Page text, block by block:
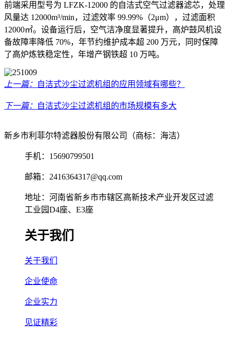
前端采用型号为 LFZK-12000 的自洁式空气过滤器滤芯，处理
风量达 12000m³/min，过滤效率 99.99%（2μm），过滤面积
12000㎡。设备运行后，空气洁净度显著提升，高炉鼓风机设
备故障率降低 70%，年节约维护成本超 200 万元，同时保障
了高炉炼铁稳定性，年增产钢铁超 10 万吨。
上一篇： 自洁式沙尘过滤机组的应用领域有哪些？
下一篇： 自洁式沙尘过滤机组的市场规模有多大
新乡市利菲尔特滤器股份有限公司（商标：海洁）
手机：15690799501
邮箱：2416364317@qq.com
地址：河南省新乡市市辖区高新技术产业开发区过滤
工业园D4座、E3座
关于我们
关于我们
企业使命
企业实力
见证精彩